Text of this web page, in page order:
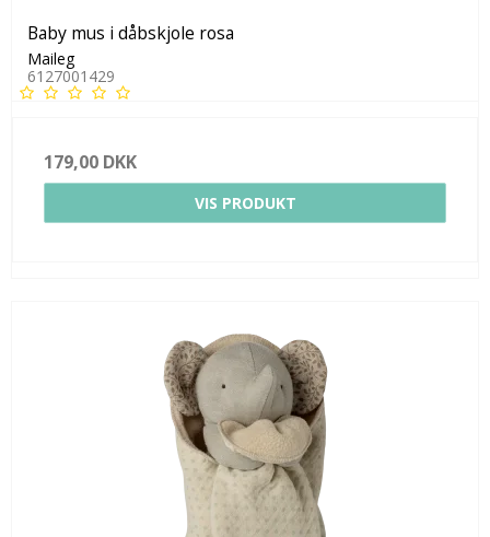
Baby mus i dåbskjole rosa
Maileg
6127001429
179,00 DKK
VIS PRODUKT